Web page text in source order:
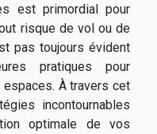
est primordial pour
risque de vol ou de
pas toujours évident
pratiques pour
À travers cet
incontournables
optimale de vos